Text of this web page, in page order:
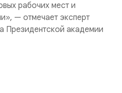
рабочих мест и
— отмечает эксперт
Президентской академии